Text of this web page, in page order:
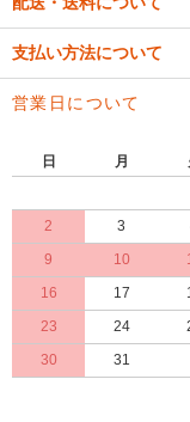
支払い方法について
営業日について
日
月
2
3
9
10
16
17
23
24
30
31